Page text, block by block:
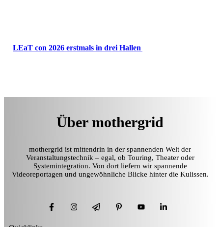
LEaT con 2026 erstmals in drei Hallen
Über mothergrid
mothergrid ist mittendrin in der spannenden Welt der
Veranstaltungstechnik – egal, ob Touring, Theater oder
Systemintegration. Von dort liefern wir spannende
Videoreportagen und ungewöhnliche Blicke hinter die Kulissen.